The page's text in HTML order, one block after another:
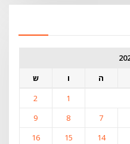
ה ו
ש
1
2
7
8
9
14
15
16